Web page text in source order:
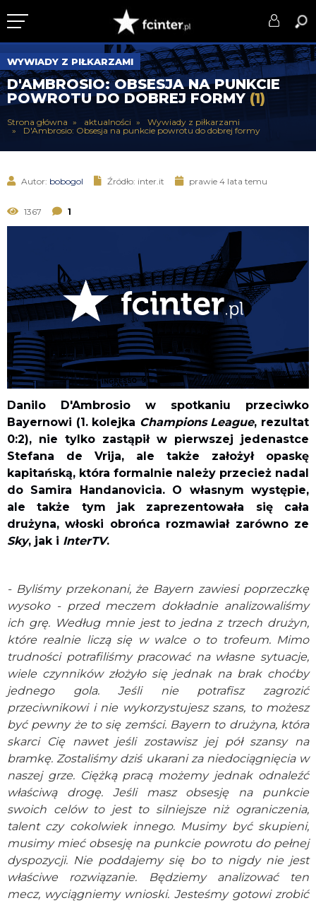
KLUB
DRUŻYNA
SERIE A
PUCHARY
DLA TIFOSICH
SERWIS
WYWIADY Z PIŁKARZAMI
D'AMBROSIO: OBSESJA NA PUNKCIE
POWROTU DO DOBREJ FORMY (1)
Strona główna aktualności
Wywiady z piłkarzami
D'Ambrosio: Obsesja na punkcie powrotu do dobrej formy
Autor: bobogol Źródło: inter.it prawie 4 lata temu
1367 1
Danilo D'Ambrosio w spotkaniu przeciwko
Bayernowi (1. kolejka Champions League, rezultat
0:2), nie tylko zastąpił w pierwszej jedenastce
Stefana de Vrija, ale także założył opaskę
kapitańską, która formalnie należy przecież nadal
do Samira Handanovicia. O własnym występie,
ale także tym jak zaprezentowała się cała
drużyna, włoski obrońca rozmawiał zarówno ze
Sky, jak i InterTV.
- Byliśmy przekonani, że Bayern zawiesi poprzeczkę
wysoko - przed meczem dokładnie analizowaliśmy
ich grę. Według mnie jest to jedna z trzech drużyn,
które realnie liczą się w walce o to trofeum. Mimo
trudności potrafiliśmy pracować na własne sytuacje,
wiele czynników złożyło się jednak na brak choćby
jednego gola. Jeśli nie potrafisz zagrozić
przeciwnikowi i nie wykorzystujesz szans, to możesz
być pewny że to się zemści. Bayern to drużyna, która
skarci Cię nawet jeśli zostawisz jej pół szansy na
bramkę. Zostaliśmy dziś ukarani za niedociągnięcia w
naszej grze. Ciężką pracą możemy jednak odnaleźć
właściwą drogę. Jeśli masz obsesję na punkcie
swoich celów to jest to silniejsze niż ograniczenia,
talent czy cokolwiek innego. Musimy być skupieni,
musimy mieć obsesję na punkcie powrotu do pełnej
dyspozycji. Nie poddajemy się bo to nigdy nie jest
właściwe rozwiązanie. Będziemy analizować ten
mecz, wyciągniemy wnioski. Jesteśmy gotowi zrobić